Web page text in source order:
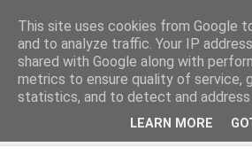
This site uses cookies from Google
and to analyze traffic. Your IP
shared with Google along with
metrics to ensure quality of service,
statistics, and to detect and address
LEARN MORE